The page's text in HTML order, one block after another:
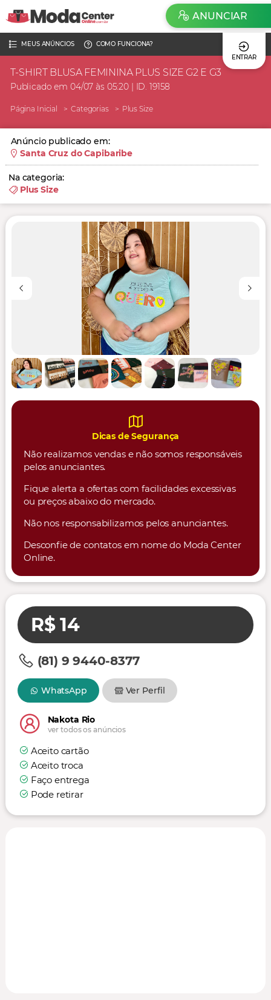
MEUS ANÚNCIOS
COMO FUNCIONA?
ENTRAR
ANUNCIAR
T-SHIRT BLUSA FEMININA PLUS SIZE G2 E G3
Publicado em 04/07 às 05:20 | ID. 19158
Página Inicial Categorias Plus Size
Anúncio publicado em:
Santa Cruz do Capibaribe
Na categoria:
Plus Size
Dicas de Segurança
Não realizamos vendas e não somos responsáveis
pelos anunciantes.
Fique alerta a ofertas com facilidades excessivas
ou preços abaixo do mercado.
Não nos responsabilizamos pelos anunciantes.
Desconfie de contatos em nome do Moda Center
Online.
R$ 14
(81) 9 9440-8377
WhatsApp Ver Perfil
Nakota Rio
ver todos os anúncios
Aceito cartão
Aceito troca
Faço entrega
Pode retirar